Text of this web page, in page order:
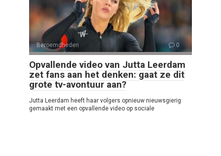
Beroemdheden 0
Opvallende video van Jutta Leerdam
zet fans aan het denken: gaat ze dit
grote tv-avontuur aan?
Jutta Leerdam heeft haar volgers opnieuw nieuwsgierig
gemaakt met een opvallende video op sociale